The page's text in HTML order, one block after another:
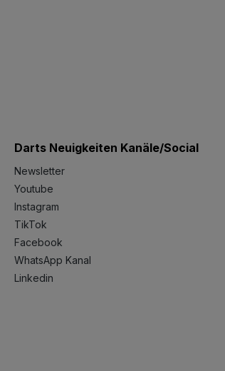
Darts Neuigkeiten Kanäle/Social
Newsletter
Youtube
Instagram
TikTok
Facebook
WhatsApp Kanal
Linkedin